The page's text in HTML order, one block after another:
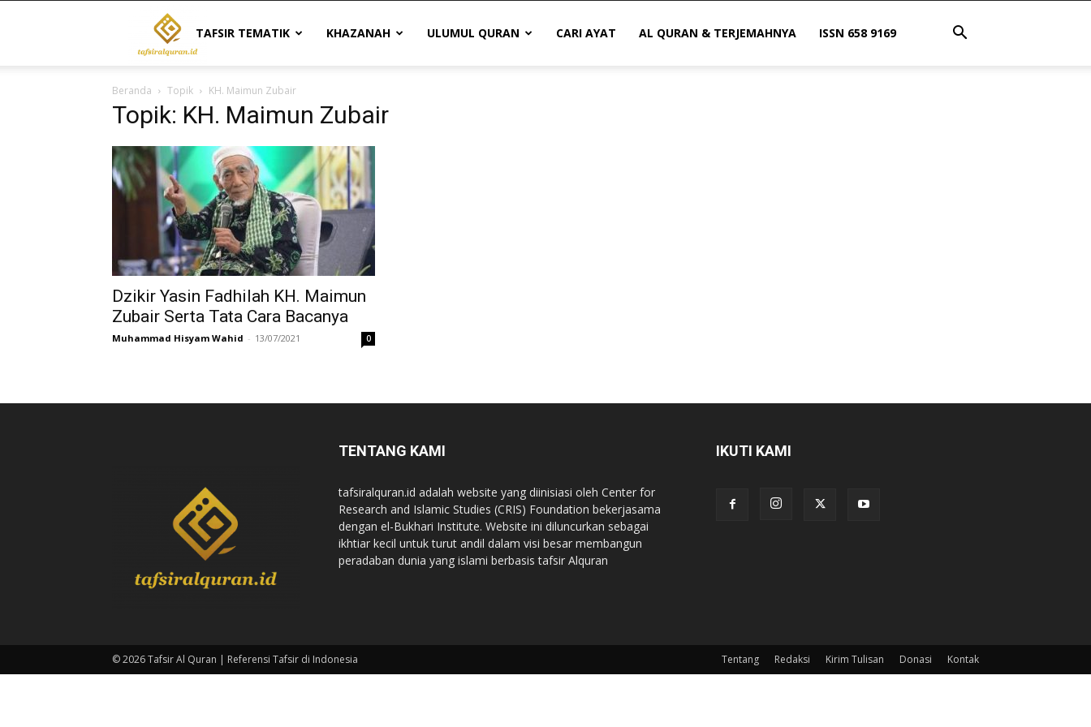
Tafsir
Al
Quran
|
Referensi
Indonesia
TAFSIR TEMATIK KHAZANAH ULUMUL QURAN CARI AYAT AL QURAN & TERJEMAHNYA ISSN 658 9169
Beranda Topik KH. Maimun Zubair
Topik: KH. Maimun Zubair
Dzikir Yasin Fadhilah KH. Maimun
Zubair Serta Tata Cara Bacanya
Muhammad Hisyam Wahid - 13/07/2021 0
TENTANG KAMI
tafsiralquran.id adalah website yang diinisiasi oleh Center for
Research and Islamic Studies (CRIS) Foundation bekerjasama
dengan el-Bukhari Institute. Website ini diluncurkan sebagai
ikhtiar kecil untuk turut andil dalam visi besar membangun
peradaban dunia yang islami berbasis tafsir Alquran
IKUTI KAMI
Tentang Redaksi Kirim Tulisan Donasi Kontak
© 2026 Tafsir Al Quran | Referensi Tafsir di Indonesia